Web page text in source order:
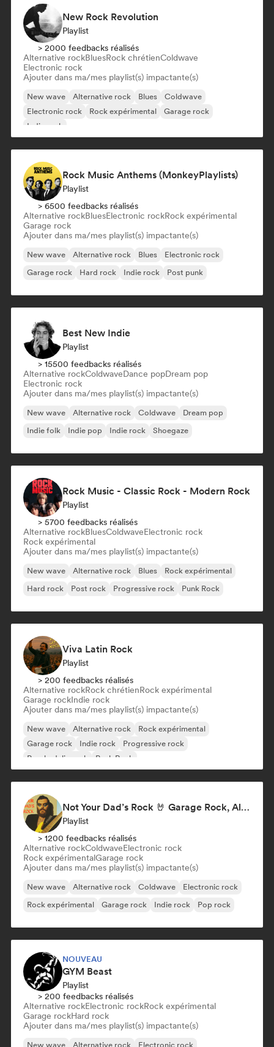
New Rock Revolution
Playlist
> 2000 feedbacks réalisés
Alternative rockBluesRock chrétienColdwave
Electronic rock
Ajouter dans ma/mes playlist(s) impactante(s)
New wave Alternative rock Blues
Coldwave
Electronic rock
Rock expérimental
Garage rock
Indie rock
Rock Music Anthems (MonkeyPlaylists)
Playlist
> 6500 feedbacks réalisés
Alternative rockBluesElectronic rockRock expérimental
Garage rock
Ajouter dans ma/mes playlist(s) impactante(s)
New wave Alternative rock Blues
Electronic rock
Garage rock
Hard rock Indie rock Post punk
Best New Indie
Playlist
> 15500 feedbacks réalisés
Alternative rockColdwaveDance popDream pop
Electronic rock
Ajouter dans ma/mes playlist(s) impactante(s)
New wave Alternative rock Coldwave
Dream pop
Indie folk
Indie pop Indie rock Shoegaze
Rock Music - Classic Rock - Modern Rock
Playlist
> 5700 feedbacks réalisés
Alternative rockBluesColdwaveElectronic rock
Rock expérimental
Ajouter dans ma/mes playlist(s) impactante(s)
New wave Alternative rock Blues
Rock expérimental
Hard rock
Post rock Progressive rock Punk Rock
Viva Latin Rock
Playlist
> 200 feedbacks réalisés
Alternative rockRock chrétienRock expérimental
Garage rockIndie rock
Ajouter dans ma/mes playlist(s) impactante(s)
New wave Alternative rock
Rock expérimental
Garage rock
Indie rock
Progressive rock
Psychedelic rock
Punk Rock
Not Your Dad’s Rock 🤘 Garage Rock, Alt-Rock & Indie Anthems
Playlist
> 1200 feedbacks réalisés
Alternative rockColdwaveElectronic rock
Rock expérimentalGarage rock
Ajouter dans ma/mes playlist(s) impactante(s)
New wave Alternative rock Coldwave
Electronic rock
Rock expérimental
Garage rock Indie rock Pop rock
NOUVEAU
GYM Beast
Playlist
> 200 feedbacks réalisés
Alternative rockElectronic rockRock expérimental
Garage rockHard rock
Ajouter dans ma/mes playlist(s) impactante(s)
New wave Alternative rock Electronic rock